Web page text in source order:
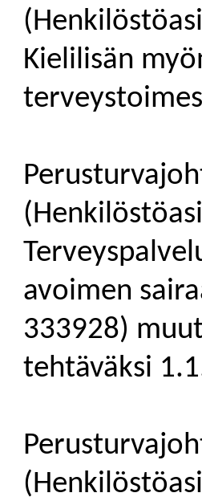
(Henkilöstö
Kielilisän
Perusturva
(Henkilöstö
avoimen
333928)
tehtäväksi
Perusturva
(Henkilöstö